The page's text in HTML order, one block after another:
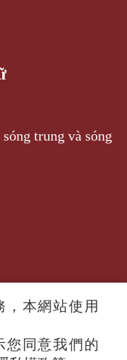
trung và sóng
，本網站使用
您同意我們的